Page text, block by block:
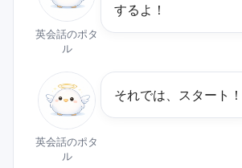
英会話のポタ
ル
するよ！
英会話のポタ
ル
それでは、スタート！